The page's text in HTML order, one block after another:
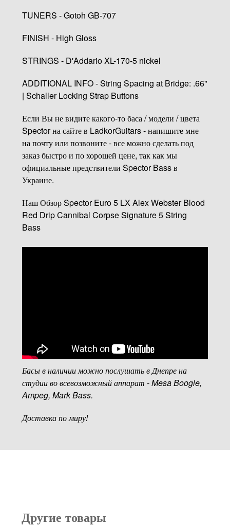
TUNERS - Gotoh GB-707
FINISH - High Gloss
STRINGS - D'Addario XL-170-5 nickel
ADDITIONAL INFO - String Spacing at Bridge: .66"
| Schaller Locking Strap Buttons
Если Вы не видите какого-то баса / модели / цвета
Spector на сайте в LadkorGuitars - напишите мне
на почту или позвоните - все можно сделать под
заказ быстро и по хорошей цене, так как мы
официальные предствители Spector Bass в
Украине.
Наш Обзор Spector Euro 5 LX Alex Webster Blood
Red Drip Cannibal Corpse Signature 5 String
Bass
Басы в наличии можно послушать в Днепре на
студии во всевозможный аппарат - Mesa Boogie,
Ampeg, Mark Bass.
Доставка по миру!
Другие товары